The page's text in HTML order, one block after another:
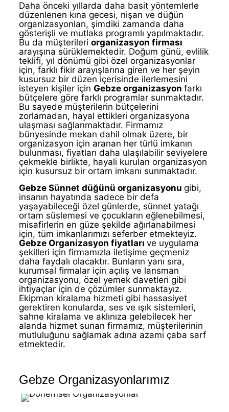
Daha önceki yıllarda daha basit yöntemlerle
düzenlenen kına gecesi, nişan ve düğün
organizasyonları, şimdiki zamanda daha
gösterişli ve mutlaka programlı yapılmaktadır.
Bu da müşterileri organizasyon firması
arayışına sürüklemektedir. Doğum günü, evlilik
teklifi, yıl dönümü gibi özel organizasyonlar
için, farklı fikir arayışlarına giren ve her şeyin
kusursuz bir düzen içerisinde ilerlemesini
isteyen kişiler için Gebze organizasyon farkı
bütçelere göre farklı programlar sunmaktadır.
Bu sayede müşterilerin bütçelerini
zorlamadan, hayal ettikleri organizasyona
ulaşması sağlanmaktadır. Firmamız
bünyesinde mekan dahil olmak üzere, bir
organizasyon için aranan her türlü imkanın
bulunması, fiyatları daha ulaşılabilir seviyelere
çekmekle birlikte, hayali kurulan organizasyon
için kusursuz bir ortam imkanı sunmaktadır.
Gebze Sünnet düğünü organizasyonu gibi,
insanın hayatında sadece bir defa
yaşayabileceği özel günlerde, sünnet yatağı
ortam süslemesi ve çocukların eğlenebilmesi,
misafirlerin en güze şekilde ağırlanabilmesi
için, tüm imkanlarımızı seferber etmekteyiz.
Gebze Organizasyon fiyatları ve uygulama
şekilleri için firmamızla iletişime geçmeniz
daha faydalı olacaktır. Bunların yanı sıra,
kurumsal firmalar için açılış ve lansman
organizasyonu, özel yemek davetleri gibi
ihtiyaçlar için de çözümler sunmaktayız.
Ekipman kiralama hizmeti gibi hassasiyet
gerektiren konularda, ses ve ışık sistemleri,
sahne kiralama ve aklınıza gelebilecek her
alanda hizmet sunan firmamız, müşterilerinin
mutluluğunu sağlamak adına azami çaba sarf
etmektedir.
Gebze Organizasyonlarımız
Dönemsel Organizasyonlar
Balon Süsleme